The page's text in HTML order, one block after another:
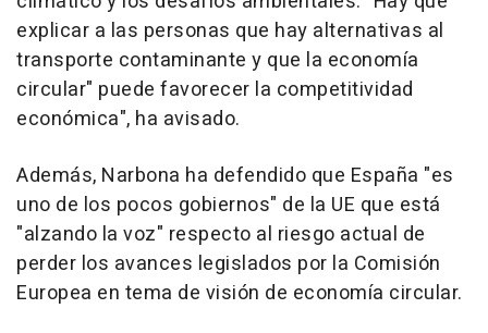
explicar a las personas que hay alternativas al
transporte contaminante y que la economía
circular" puede favorecer la competitividad
económica", ha avisado.
Además, Narbona ha defendido que España "es
uno de los pocos gobiernos" de la UE que está
"alzando la voz" respecto al riesgo actual de
perder los avances legislados por la Comisión
Europea en tema de visión de economía circular.